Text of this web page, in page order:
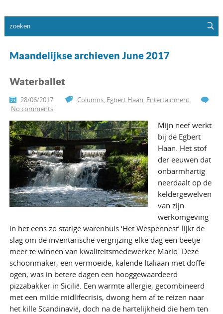
Maandelijkse archieven June 2017
Waterballet
28/06/2017 Columns, Egbert Haan, Entertainment
No comments
Mijn neef werkt
bij de Egbert
Haan. Het stof
der eeuwen dat
onbarmhartig
neerdaalt op de
keldergewelven
van zijn
werkomgeving
in het eens zo statige warenhuis ‘Het Wespennest’ lijkt de
slag om de inventarische vergrijzing elke dag een beetje
meer te winnen van kwaliteitsmedewerker Mario. Deze
schoonmaker, een vermoeide, kalende Italiaan met doffe
ogen, was in betere dagen een hooggewaardeerd
pizzabakker in Sicilië. Een warmte allergie, gecombineerd
met een milde midlifecrisis, dwong hem af te reizen naar
het kille Scandinavië, doch na de hartelijkheid die hem ten